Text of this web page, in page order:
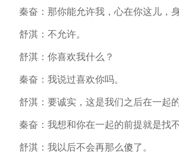
秦奋：那你能允许我，心在你这儿，身
舒淇：不允许。
舒淇：你喜欢我什么？
秦奋：我说过喜欢你吗。
舒淇：要诚实，这是我们之后在一起的
秦奋：我想和你在一起的前提就是找
舒淇：我以后不会再那么傻了。